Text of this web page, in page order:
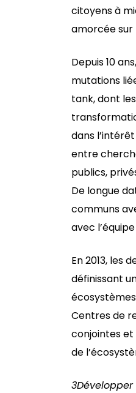
citoyens à
amorcée sur
Depuis 10
mutations
tank, dont
dans
entre
publics,
De longue
communs
avec
En 2013, les
définissant
Centres de
conjointes et
de
3